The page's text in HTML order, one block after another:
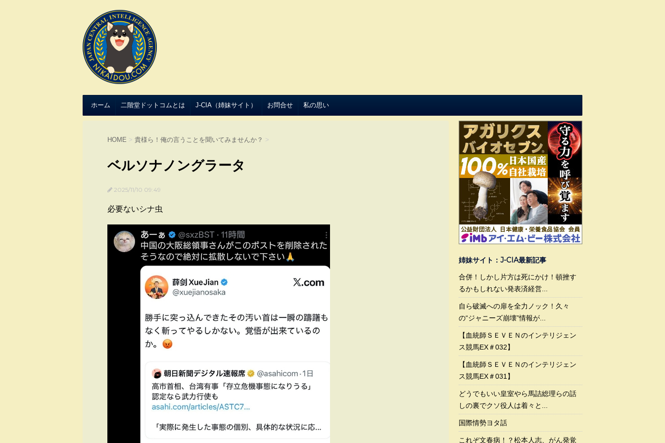
ホーム 二階堂ドットコムとは J-CIA（姉妹サイト） お問合せ 私の思い
HOME > 貴様ら！俺の言うことを聞いてみませんか？ >
ベルソナノングラータ
2025/11/10 09:49
必要ないシナ虫
姉妹サイト：J-CIA最新記事
合併！しかし片方は死にかけ！頓挫す
るかもしれない発表済経営...
自ら破滅への扉を全力ノック！久々
の“ジャニーズ崩壊”情報が...
【血統師ＳＥＶＥＮのインテリジェン
ス競馬EX＃032】
【血統師ＳＥＶＥＮのインテリジェン
ス競馬EX＃031】
どうでもいい皇室やら馬詰総理らの話
しの裏でクソ役人は着々と...
国際情勢ヨタ話
これぞ文春病！？松本人志、がん発覚